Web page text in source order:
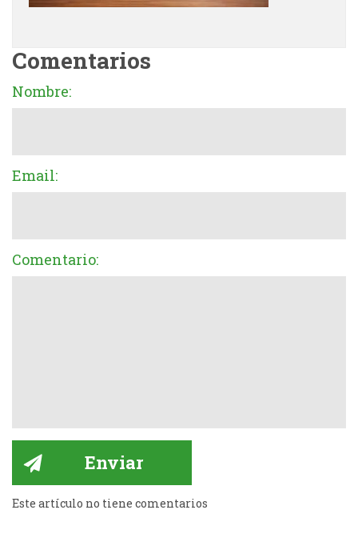
Comentarios
Nombre:
Email:
Comentario:
Este artículo no tiene comentarios